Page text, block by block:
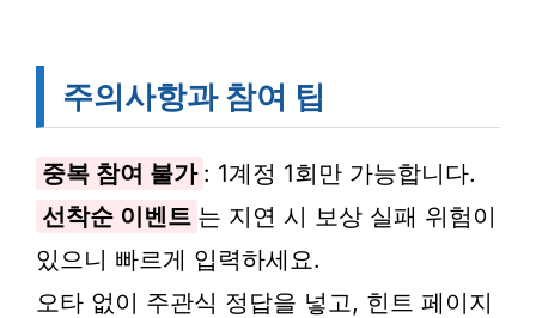
주의사항과 참여 팁
중복 참여 불가 : 1계정 1회만 가능합니다.
선착순 이벤트 는 지연 시 보상 실패 위험이
있으니 빠르게 입력하세요.
오타 없이 주관식 정답을 넣고, 힌트 페이지